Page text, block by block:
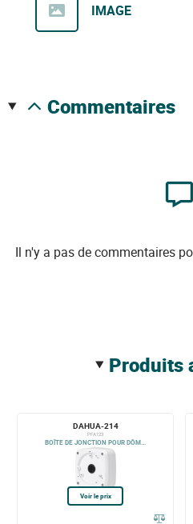
IMAGE
commentaires
Il n'y a pas de commentaires
DAHUA-214
PFA123
BOÎTE DE JONCTION POUR DÔM...
Voir le prix